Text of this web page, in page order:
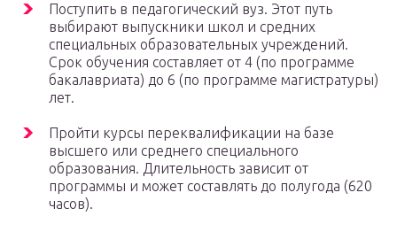
Поступить в педагогический вуз. Этот путь
выбирают выпускники школ и средних
специальных образовательных учреждений.
Срок обучения составляет от 4 (по программе
бакалавриата) до 6 (по программе магистратуры)
лет.
Пройти курсы переквалификации на базе
высшего или среднего специального
образования. Длительность зависит от
программы и может составлять до полугода (620
часов).